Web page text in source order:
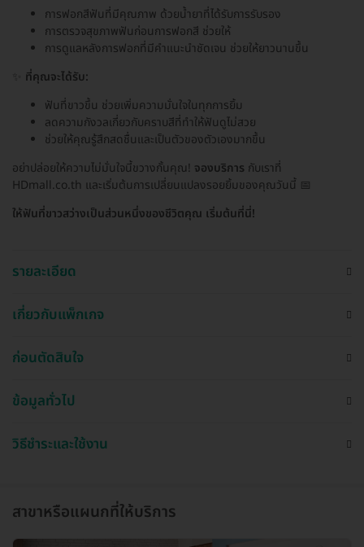
การฟอกสีฟันที่มีคุณภาพ ด้วยน้ำยาที่ได้รับการรับรอง
การตรวจสุขภาพฟันก่อนการฟอกสี ช่วยให้
การดูแลหลังการฟอกที่มีคำแนะนำชัดเจน ช่วยให้ยาวนานขึ้น
ที่คุณจะได้รับ:
ฟันที่ขาวขึ้น ช่วยเพิ่มความมั่นใจในทุกการยิ้ม
ลดความกังวลเกี่ยวกับคราบสีที่ทำให้ฟันดูไม่สวย
ช่วยให้คุณรู้สึกสดชื่นและเป็นตัวของตัวเองมากขึ้น
อย่าปล่อยให้ความไม่มั่นใจนี้ขวางกั้นคุณ! จองบริการ กับเราที่
HDmall.co.th และเริ่มต้นการเปลี่ยนแปลงรอยยิ้มของคุณวันนี้ 📅
ให้ฟันที่ขาวสว่างเป็นส่วนหนึ่งของชีวิตคุณ เริ่มต้นที่นี่!
รายละเอียด
เกี่ยวกับแพ็กเกจ
ก่อนตัดสินใจ
ข้อมูลทั่วไป
วิธีชำระและใช้งาน
สาขาหรือแผนกที่ให้บริการ